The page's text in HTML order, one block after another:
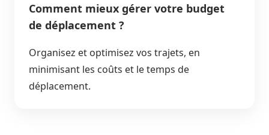
Comment mieux gérer votre budget
de déplacement ?
Organisez et optimisez vos trajets, en
minimisant les coûts et le temps de
déplacement.